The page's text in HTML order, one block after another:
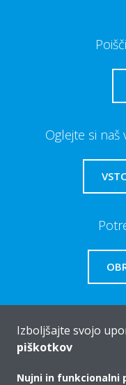
Oglejte si
Vizitka
Izboljšajte svojo
piškotkov
Nujni in funkcionalni